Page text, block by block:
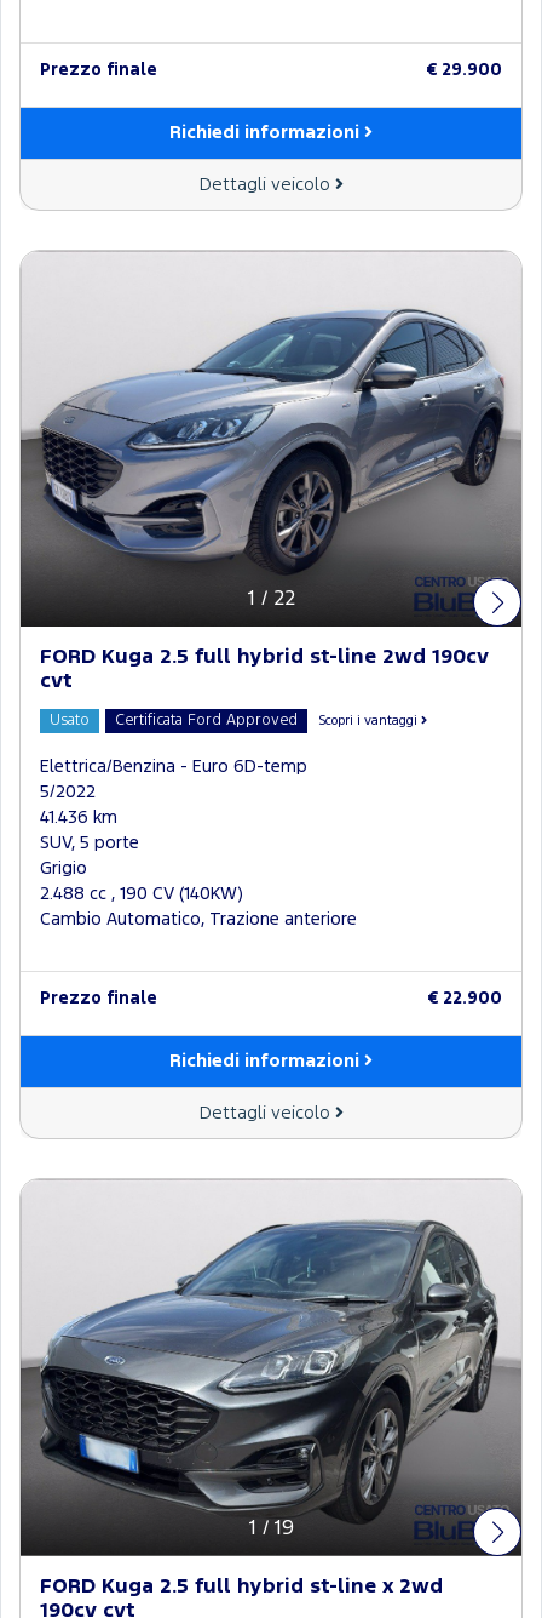
Prezzo finale € 29.900
Richiedi informazioni
Dettagli veicolo
1 / 22
FORD Kuga 2.5 full hybrid st-line 2wd 190cv
cvt
Usato Certificata Ford Approved Scopri i vantaggi
Elettrica/Benzina - Euro 6D-temp
5/2022
41.436 km
SUV, 5 porte
Grigio
2.488 cc , 190 CV (140KW)
Cambio Automatico, Trazione anteriore
Prezzo finale € 22.900
Richiedi informazioni
Dettagli veicolo
1 / 19
FORD Kuga 2.5 full hybrid st-line x 2wd
190cv cvt